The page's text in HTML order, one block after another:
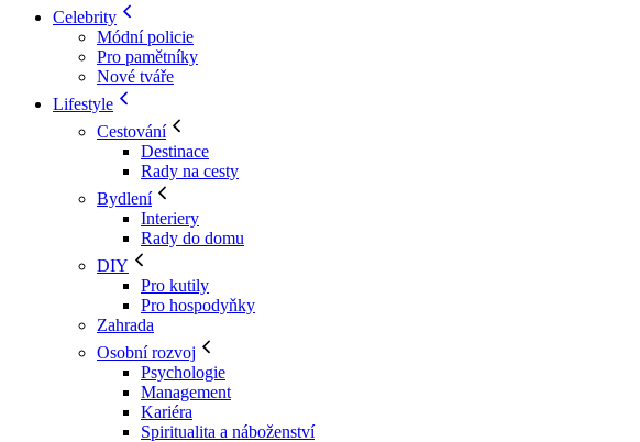
Celebrity
Módní policie
Pro pamětníky
Nové tváře
Lifestyle
Cestování
Destinace
Rady na cesty
Bydlení
Interiery
Rady do domu
DIY
Pro kutily
Pro hospodyňky
Zahrada
Osobní rozvoj
Psychologie
Management
Kariéra
Spiritualita a náboženství